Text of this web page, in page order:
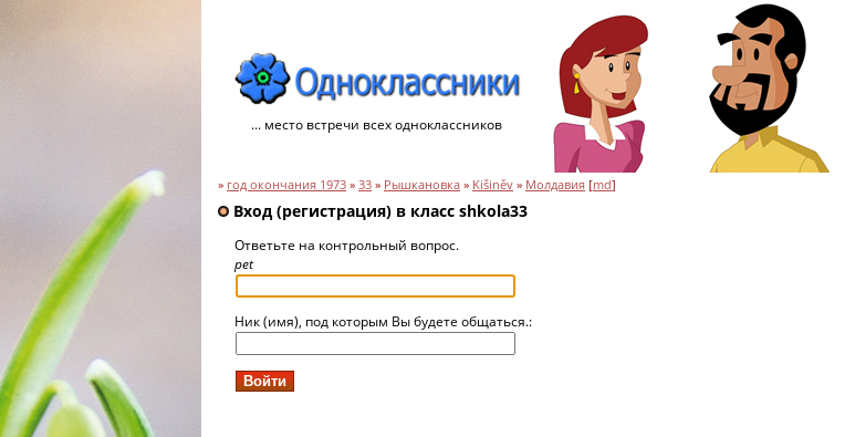
... место встречи всех одноклассников
» год окончания 1973 » 33 » Рышкановка » Kišiněv » Молдавия [md]
Вход (регистрация) в класс shkola33
Ответьте на контрольный вопрос.
pet
Ник (имя), под которым Вы будете общаться.: